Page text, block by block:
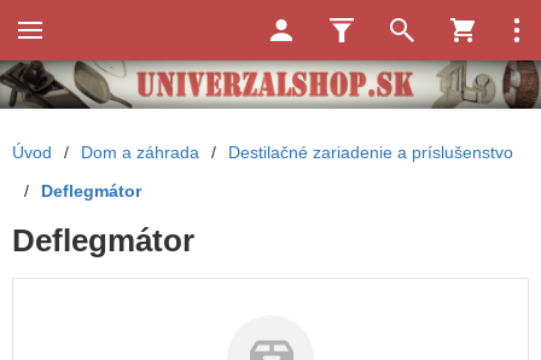
Úvod / Dom a záhrada /
Destilačné zariadenie a príslušenstvo
/
Deflegmátor
Deflegmátor